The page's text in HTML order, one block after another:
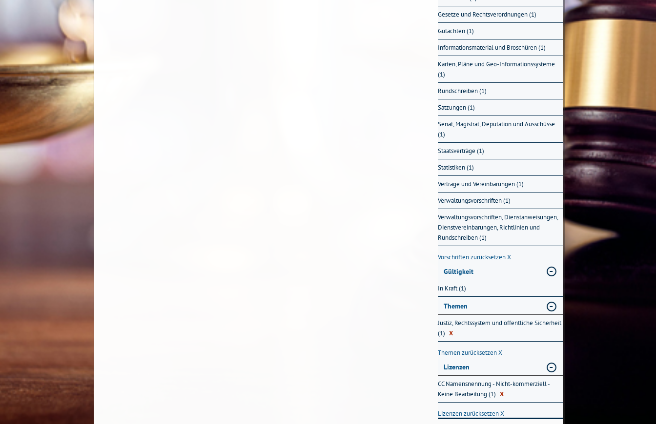
Gesetze und Rechtsverordnungen (1)
Gutachten (1)
Informationsmaterial und Broschüren (1)
Karten, Pläne und Geo-Informationssysteme
(1)
Rundschreiben (1)
Satzungen (1)
Senat, Magistrat, Deputation und Ausschüsse
(1)
Staatsverträge (1)
Statistiken (1)
Verträge und Vereinbarungen (1)
Verwaltungsvorschriften (1)
Verwaltungsvorschriften, Dienstanweisungen,
Dienstvereinbarungen, Richtlinien und
Rundschreiben (1)
Vorschriften zurücksetzenX
Gültigkeit
In Kraft (1)
Themen
Justiz, Rechtssystem und öffentliche Sicherheit
(1) X
Themen zurücksetzenX
Lizenzen
CC Namensnennung - Nicht-kommerziell -
Keine Bearbeitung (1) X
Lizenzen zurücksetzenX